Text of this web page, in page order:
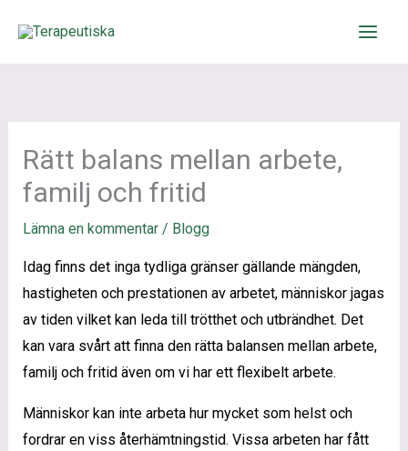
Rätt balans mellan arbete,
familj och fritid
Lämna en kommentar / Blogg
Idag finns det inga tydliga gränser gällande mängden,
hastigheten och prestationen av arbetet, människor jagas
av tiden vilket kan leda till trötthet och utbrändhet. Det
kan vara svårt att finna den rätta balansen mellan arbete,
familj och fritid även om vi har ett flexibelt arbete.
Människor kan inte arbeta hur mycket som helst och
fordrar en viss återhämtningstid. Vissa arbeten har fått